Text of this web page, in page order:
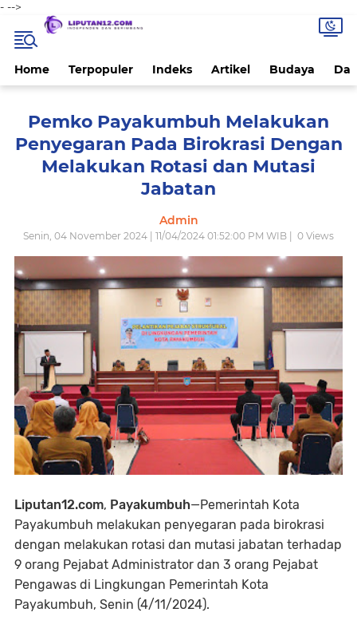
- -->
Home Terpopuler Indeks Artikel Budaya
Pemko Payakumbuh Melakukan
Penyegaran Pada Birokrasi Dengan
Melakukan Rotasi dan Mutasi
Jabatan
Admin
Senin, 04 November 2024 | 11/04/2024 01:52:00 PM WIB | 0 Views
Liputan12.com, Payakumbuh—Pemerintah Kota
Payakumbuh melakukan penyegaran pada birokrasi
dengan melakukan rotasi dan mutasi jabatan terhadap
9 orang Pejabat Administrator dan 3 orang Pejabat
Pengawas di Lingkungan Pemerintah Kota
Payakumbuh, Senin (4/11/2024).